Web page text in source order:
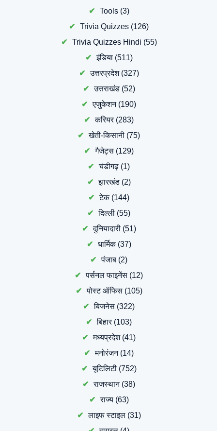
Tools(3)
Trivia Quizzes (126)
Trivia Quizzes Hindi (55)
इंडिया(511)
उत्तरप्रदेश(327)
उत्तराखंड(52)
एजुकेशन(190)
करियर(283)
खेती-किसानी (75)
गैजेट्स (129)
चंडीगढ़ (1)
झारखंड(2)
टेक(144)
दिल्ली (55)
दुनियादारी(51)
धार्मिक(37)
पंजाब (2)
पर्सनल फाइनेंस (12)
पोस्ट ऑफिस(105)
बिजनेस (322)
बिहार(103)
मध्यप्रदेश(41)
मनोरंजन(14)
यूटिलिटी(752)
राजस्थान(38)
राज्य(63)
लाइफ स्टाइल(31)